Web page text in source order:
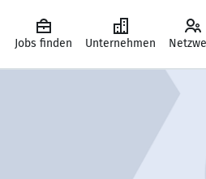
Jobs finden Unternehmen